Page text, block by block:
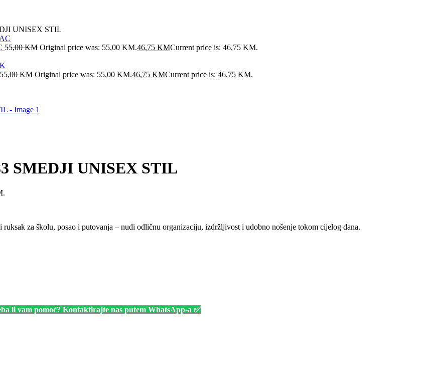
UNISEX STIL
55,00KM Original price was: 55,00 KM.46,75 KMCurrent price is: 46,75 KM.
55,00KM Original price was: 55,00 KM.46,75 KMCurrent price is: 46,75 KM.
SMEDJI UNISEX STIL
za školu, posao i putovanja – nudi odličnu organizaciju, izdržljivost i udobno nošenje tokom cijelog dana.
li vam pomoć? Kontaktirajte nas putem WhatsApp-a ✅